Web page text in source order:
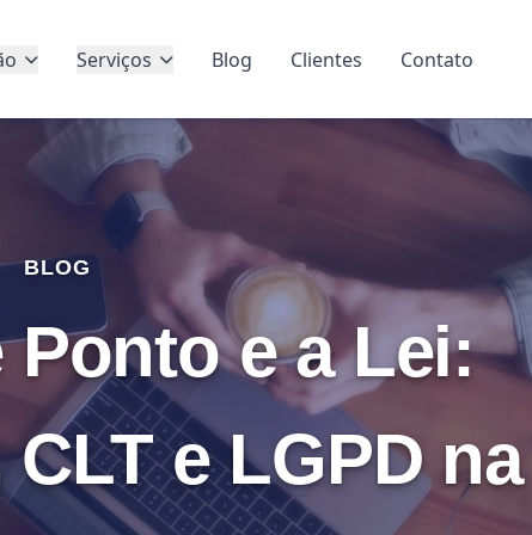
Serviços Blog Clientes Contato
BLOG
Ponto e a Lei:
e LGPD na